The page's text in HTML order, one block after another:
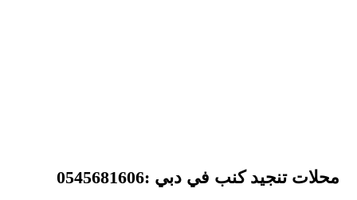
محلات تنجيد كنب في دبي :0545681606